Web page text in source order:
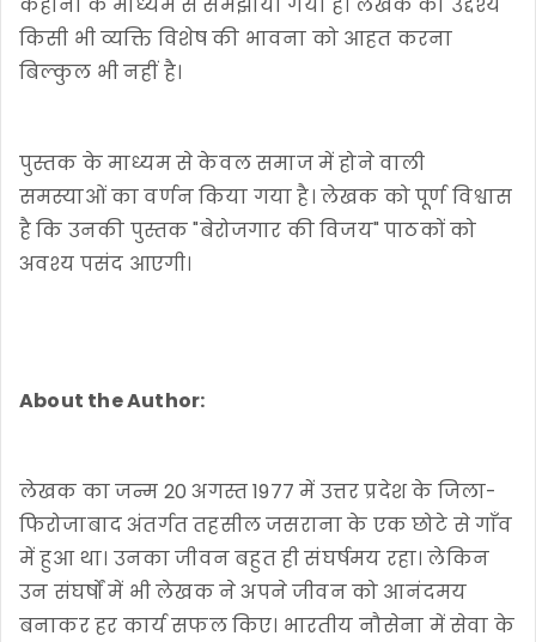
कहानी के माध्यम से समझाया गया है। लेखक का उद्देश्य
किसी भी व्यक्ति विशेष की भावना को आहत करना
बिल्कुल भी नहीं है।
पुस्तक के माध्यम से केवल समाज में होने वाली
समस्याओं का वर्णन किया गया है। लेखक को पूर्ण विश्वास
है कि उनकी पुस्तक "बेरोजगार की विजय" पाठकों को
अवश्य पसंद आएगी।
About the Author:
लेखक का जन्म 20 अगस्त 1977 में उत्तर प्रदेश के जिला-
फिरोजाबाद अंतर्गत तहसील जसराना के एक छोटे से गाँव
में हुआ था। उनका जीवन बहुत ही संघर्षमय रहा। लेकिन
उन संघर्षों में भी लेखक ने अपने जीवन को आनंदमय
बनाकर हर कार्य सफल किए। भारतीय नौसेना में सेवा के